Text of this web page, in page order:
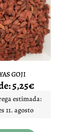
GOJI
5,25€
estimada:
11. agosto